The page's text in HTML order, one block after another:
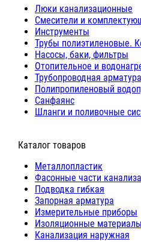
Люки канализационные
Cмесители и
Инструменты
Трубы полиэтиленовые.
Насосы, баки, фильтры
Отопительное и
Трубопроводная
Полипропиленовый
Санфаянс
Шланги и поливочные
⠀Каталог товаров
Металлопластик
Фасонные части
Подводка гибкая
Запорная арматура
Измерительные приборы
Изоляционные материалы
Канализация наружная